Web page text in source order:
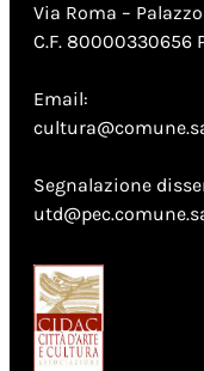
Via Roma –
C.F. 80000330656
Email:
Segnalazione